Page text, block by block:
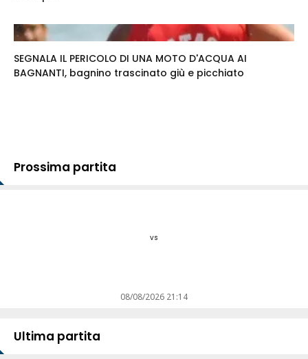
SEGNALA IL PERICOLO DI UNA MOTO D'ACQUA AI
BAGNANTI, bagnino trascinato giù e picchiato
Prossima partita
vs
08/08/2026 21:14
Ultima partita